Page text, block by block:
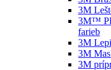
3M
3M™
farieb
3M
3M
3M